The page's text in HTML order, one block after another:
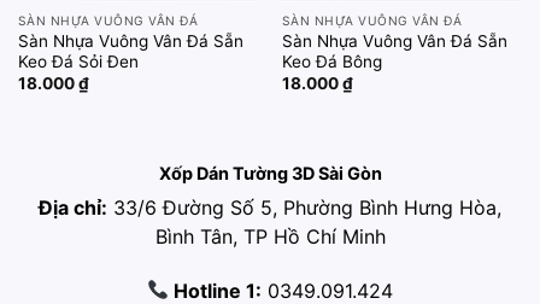
SÀN NHỰA VUÔNG VÂN ĐÁ
Sàn Nhựa Vuông Vân Đá Sẵn
Keo Đá Sỏi Đen
18.000₫
SÀN NHỰA VUÔNG VÂN ĐÁ
Sàn Nhựa Vuông Vân Đá Sẵn
Keo Đá Bông
18.000₫
Xốp Dán Tường 3D Sài Gòn
Địa chỉ: 33/6 Đường Số 5, Phường Bình Hưng Hòa,
Bình Tân, TP Hồ Chí Minh
Hotline 1: 0349.091.424